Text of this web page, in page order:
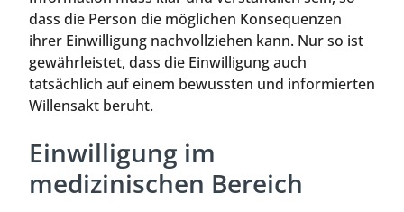
dass die Person die möglichen Konsequenzen
ihrer Einwilligung nachvollziehen kann. Nur so ist
gewährleistet, dass die Einwilligung auch
tatsächlich auf einem bewussten und informierten
Willensakt beruht.
Einwilligung im
medizinischen Bereich